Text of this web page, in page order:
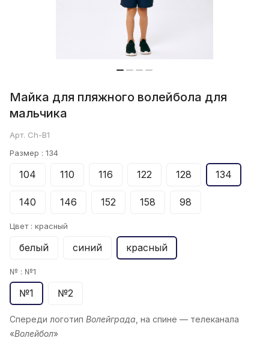
Майка для пляжного волейбола для
мальчика
Арт. Ch-B1
Размер : 134
104 110 116 122 128 134
140 146 152 158 98
Цвет : красный
белый синий красный
№ : №1
№1 №2
Спереди логотип Волейграда, на спине — телеканала
«Волейбол»